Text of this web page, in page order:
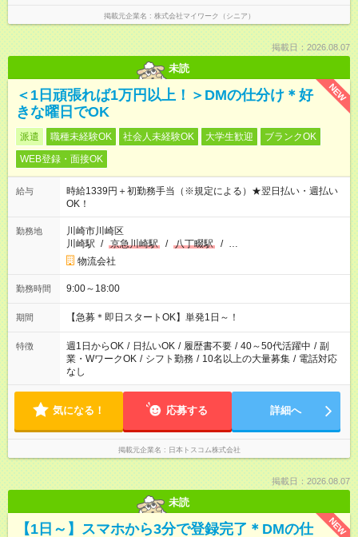
掲載元企業名 株式会社マイワーク（シニア）
掲載日：2026.08.07
未読
NEW
＜1日頑張れば1万円以上！＞DMの仕分け＊好
きな曜日でOK
派遣 職種未経験OK 社会人未経験OK 大学生歓迎
ブランクOK
WEB登録・面接OK
給与
時給1339円＋初勤務手当（※規定による）★翌日払い・週払い
OK！
勤務地
川崎市川崎区
川崎駅 / 京急川崎駅 / 八丁畷駅 / …
物流会社
勤務時間 9:00～18:00
期間 【急募＊即日スタートOK】単発1日～！
特徴 週1日からOK / 日払いOK / 履歴書不要 / 40～50代活躍中 / 副
業・WワークOK / シフト勤務 / 10名以上の大量募集 / 電話対応
なし
気になる！ 応募する 詳細へ
掲載元企業名 日本トスコム株式会社
掲載日：2026.08.07
未読
NEW
【1日～】スマホから3分で登録完了＊DMの仕